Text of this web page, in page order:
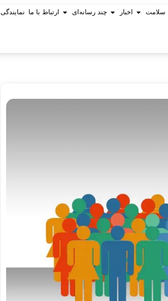
سلامت اخبار چند رسانه‌ای ارتباط با ما نمایندگی